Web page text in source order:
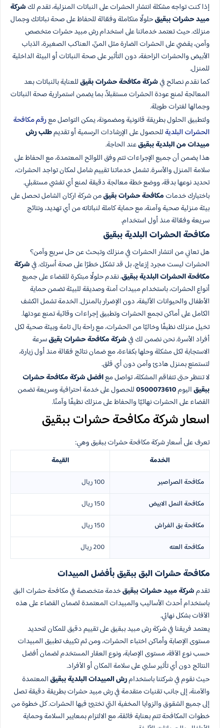
إذا كنت تواجه مشكلة انتشار الحشرات على النباتات المنزلية، تقدم لك شركة
مبيد حشرات ببقيقحلولًا متكاملة وفعّالة للحفاظ على صحة نباتاتك وجمال
منزلك. حيث تعتمد خدماتنا على استخدام رش مبيد حشرات متخصص
وآمن، يقضي على الحشرات الضارة مثل المنّ، العناكب الصغيرة، الذباب
الأبيض والحشرات الزاحفة، دون التأثير على صحة النباتات أو البيئة الداخلية
للمنزل.
كما نقدم نصائح فيشركة مكافحة حشرات بقيقللعناية بالنباتات بعد
المعالجة لمنع عودة الحشرات مستقبلاً، بما يضمن استمرارية صحة النباتات
وجمالها لفترات طويلة.
ولتطبيق الحلول بطريقة قانونية ومضمونة، يمكن التواصل معرقم مكافحة
الحشرات البلديةللحصول على الإرشادات الرسمية أو تقديمطلب رش
مبيدات من البلدية ببقيقعند الحاجة.
هذا يضمن أن جميع الإجراءات تتم وفق اللوائح المعتمدة، مع الحفاظ على
سلامة المنزل والأسرة. تشمل خدماتنا تقييم شامل لمكان تواجد الحشرات،
تحديد نوعها بدقة، ووضع خطة معالجة دقيقة لمنع أي تفشي مستقبلي.
باختيارك خدمات مكافحة حشرات بقيقمن شركة اركان الشامل تحصل على
بيئة منزلية صحية وآمنة، مع حماية كاملة لنباتاته من أي تهديد، ونتائج
سريعة وفعّالة منذ أول استخدام.
مكافحة الحشرات البلدية​ ببقيق
هل تعاني من انتشار الحشرات في منزلك وتبحث عن حل سريع وآمن؟
الحشرات ليست مجرد إزعاج، بل قد تشكل خطرًا على صحة أسرتك. فيشركة
مكافحة الحشرات البلدية ببقيق، نقدم حلولًا مبتكرة للقضاء على جميع
أنواع الحشرات، باستخدام مبيدات آمنة وصديقة للبيئة تضمن حماية
الأطفال والحيوانات الأليفة، دون الإضرار بالمنزل. الخدمة تشمل الكشف
الكامل على أماكن تجمع الحشرات وتطبيق إجراءات وقائية تمنع عودتها.
تخيل منزلك نظيفًا وخاليًا من الحشرات، مع راحة بال تامة وبيئة صحية لكل
أفراد الأسرة. نحن نضمن لك فيشركة مكافحة حشرات بقيقسرعة
الاستجابة لكل مشكلة وحلها بكفاءة، مع ضمان نتائج فعّالة منذ أول زيارة،
لتستمتع بمنزل هادئ وآمن دون أي قلق.
لا تنتظر حتى تتفاقم المشكلة، تواصل معافضل شركة مكافحة حشرات​
ببقيقاليوم0500073610للحصول على خدمة احترافية وسريعة تضمن
القضاء على الحشرات نهائيًا والحفاظ على منزلك نظيفًا وآمنًا.
اسعار شركة مكافحة حشرات ببقيق
تعرف على أسعار شركة مكافحة حشرات ببقيق وهي:
الخدمة
القيمة
مكافحة الصراصير
100 ريال
مكافحة النمل الابيض
150 ريال
مكافحة بق الفراش
150 ريال
مكافحة العته
200 ريال
مكافحة حشرات البق​ ببقيق بأفضل المبيدات
تقدمشركة مبيد حشرات ببقيقخدمة متخصصة في مكافحة حشرات البق
باستخدام أحدث الأساليب والمبيدات المعتمدة لضمان القضاء على هذه
الآفات بشكل نهائي.
يعتمد فريقنا في شركة رش مبيد ببقيق على تقييم دقيق للمكان لتحديد
مستوى الإصابة وأماكن اختباء الحشرات، ومن ثم تكييف تطبيق المبيدات
حسب نوع الآفة، مستوى الإصابة، ونوع العقار المستخدم لضمان أفضل
النتائج دون أي تأثير سلبي على سلامة المكان أو الأفراد.
حيث نقوم في شركتنا باستخدامرش المبيدات البلدية ببقيقالمعتمدة
والآمنة، إلى جانب تقنيات متقدمة في رش مبيد حشرات بطريقة دقيقة تصل
إلى جميع الشقوق والزوايا المخفية التي تختبئ فيها الحشرات. كل خطوة من
خطوات المكافحة تتم بعناية فائقة، مع الالتزام بمعايير السلامة وحماية